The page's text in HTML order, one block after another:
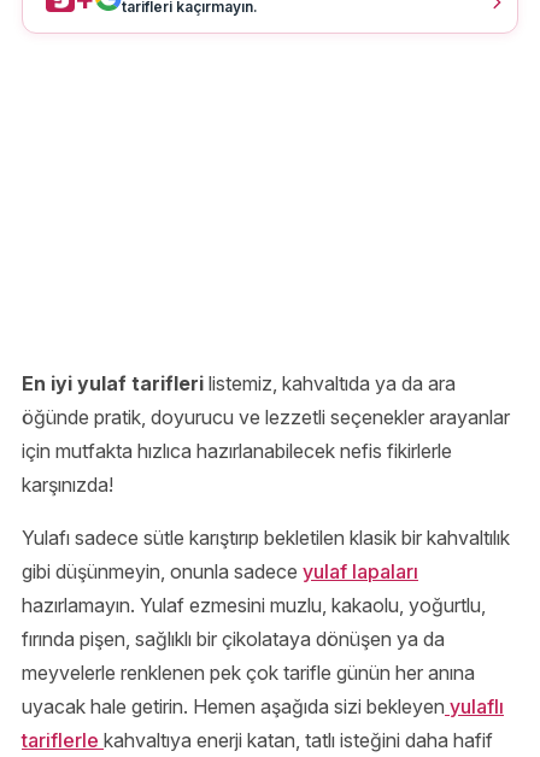
tarifleri kaçırmayın.
En iyi yulaf tarifleri listemiz, kahvaltıda ya da ara
öğünde pratik, doyurucu ve lezzetli seçenekler arayanlar
için mutfakta hızlıca hazırlanabilecek nefis fikirlerle
karşınızda!
Yulafı sadece sütle karıştırıp bekletilen klasik bir kahvaltılık
gibi düşünmeyin, onunla sadece yulaf lapaları
hazırlamayın. Yulaf ezmesini muzlu, kakaolu, yoğurtlu,
fırında pişen, sağlıklı bir çikolataya dönüşen ya da
meyvelerle renklenen pek çok tarifle günün her anına
uyacak hale getirin. Hemen aşağıda sizi bekleyen yulaflı
tariflerle kahvaltıya enerji katan, tatlı isteğini daha hafif